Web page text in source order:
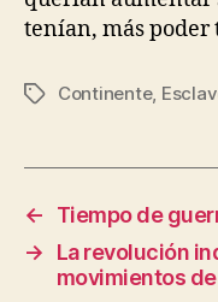
tenían, más poder
Etiquetas
Continente,
←
Tiempo de
→
La revolución
movimientos